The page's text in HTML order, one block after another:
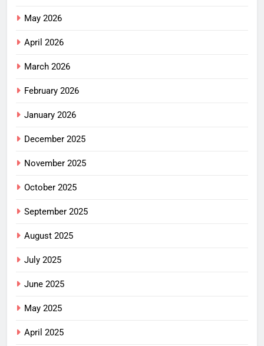
May 2026
April 2026
March 2026
February 2026
January 2026
December 2025
November 2025
October 2025
September 2025
August 2025
July 2025
June 2025
May 2025
April 2025